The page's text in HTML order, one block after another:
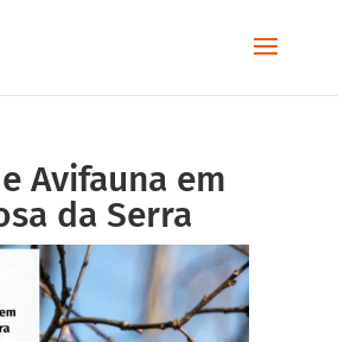
Avifauna em
da Serra